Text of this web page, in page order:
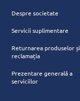
Despre societate
Servicii suplimentare
Returnarea produselor și
reclamația
Prezentare generală a
serviciilor